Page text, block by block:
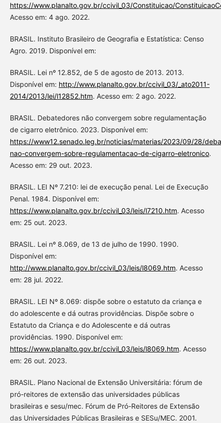
https://www.planalto.gov.br/ccivil_03/Constituicao/
Acesso em: 4 ago. 2022.
BRASIL. Instituto Brasileiro de Geografia e Estatística: Censo
Agro. 2019. Disponível em:
BRASIL. Lei nº 12.852, de 5 de agosto de 2013. 2013.
Disponível em: http://www.planalto.gov.br/ccivil_03/_ato2011-
2014/2013/lei/l12852.htm. Acesso em: 2 ago. 2022.
BRASIL. Debatedores não convergem sobre regulamentação
de cigarro eletrônico. 2023. Disponível em:
https://www12.senado.leg.br/noticias/materias/2023/09/28/
nao-convergem-sobre-regulamentacao-de-cigarro-eletronico.
Acesso em: 29 out. 2023.
BRASIL. LEI Nº 7.210: lei de execução penal. Lei de Execução
Penal. 1984. Disponível em:
https://www.planalto.gov.br/ccivil_03/leis/l7210.htm. Acesso
em: 25 out. 2023.
BRASIL. Lei nº 8.069, de 13 de julho de 1990. 1990.
Disponível em:
http://www.planalto.gov.br/ccivil_03/leis/l8069.htm. Acesso
em: 28 jul. 2022.
BRASIL. LEI Nº 8.069: dispõe sobre o estatuto da criança e
do adolescente e dá outras providências. Dispõe sobre o
Estatuto da Criança e do Adolescente e dá outras
providências. 1990. Disponível em:
https://www.planalto.gov.br/ccivil_03/leis/l8069.htm. Acesso
em: 26 out. 2023.
BRASIL. Plano Nacional de Extensão Universitária: fórum de
pró-reitores de extensão das universidades públicas
brasileiras e sesu/mec. Fórum de Pró-Reitores de Extensão
das Universidades Públicas Brasileiras e SESu/MEC. 2001.